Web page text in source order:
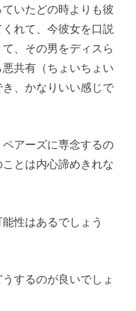
いたどの時よりも彼
れて、今彼女を口説
、その男をディスら
共有（ちょいちょい
、かなりいい感じで
アーズに専念するの
とは内心諦めきれな
性はあるでしょう
するのが良いでしょ